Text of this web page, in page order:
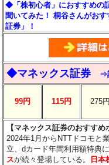
◆「株初心者」におすすめの
聞いてみた！ 桐谷さんがお
証券」！
◆マネックス証券 ⇒
99円 115円 275円
【マネックス証券のおすすめ
2024年1月からNTTドコモと
立、dカード年間利用額特典
スが続々登場している。
日本